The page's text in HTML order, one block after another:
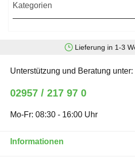
Kategorien
Lieferung in 1-3
Unterstützung und Beratung unter:
02957 / 217 97 0
Mo-Fr: 08:30 - 16:00 Uhr
Informationen